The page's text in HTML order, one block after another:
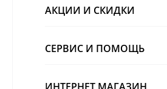
АКЦИИ И СКИДКИ
СЕРВИС И ПОМОЩЬ
ИНТЕРНЕТ МАГАЗИН